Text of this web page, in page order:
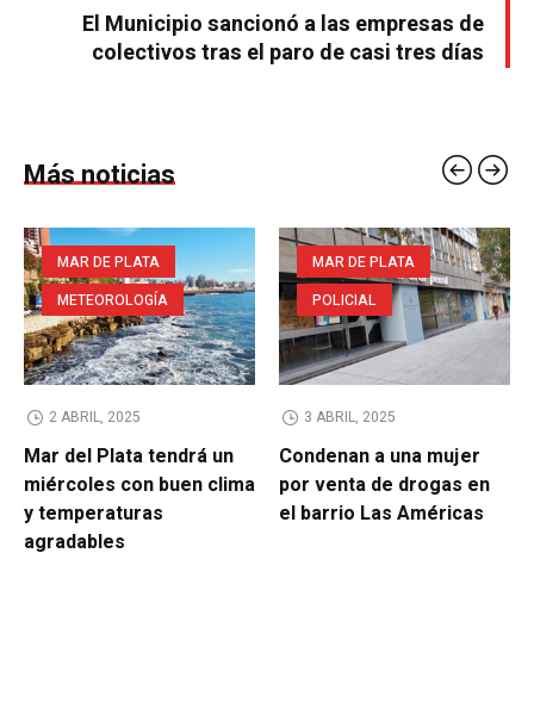
El Municipio sancionó a las empresas de
colectivos tras el paro de casi tres días
Más noticias
MAR DE PLATA
METEOROLOGÍA
2 ABRIL, 2025
Mar del Plata tendrá un
miércoles con buen clima
y temperaturas
agradables
MAR DE PLATA
POLICIAL
3 ABRIL, 2025
Condenan a una mujer
por venta de drogas en
el barrio Las Américas